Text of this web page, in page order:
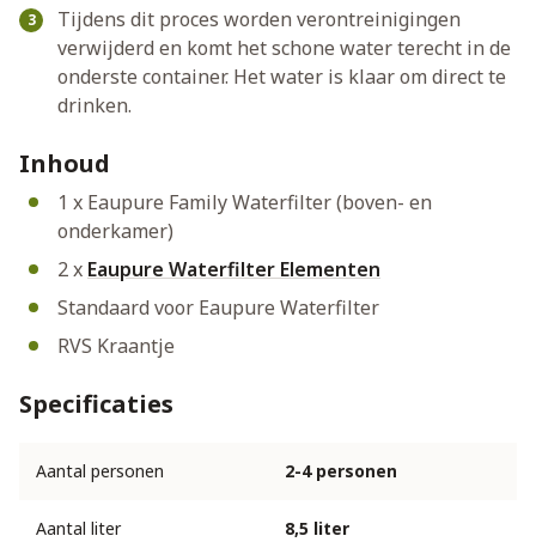
Tijdens dit proces worden verontreinigingen
verwijderd en komt het schone water terecht in de
onderste container. Het water is klaar om direct te
drinken.
Inhoud
1 x Eaupure Family Waterfilter (boven- en
onderkamer)
2 x Eaupure Waterfilter Elementen
Standaard voor Eaupure Waterfilter
RVS Kraantje
Specificaties
Aantal personen 2-4 personen
Aantal liter 8,5 liter